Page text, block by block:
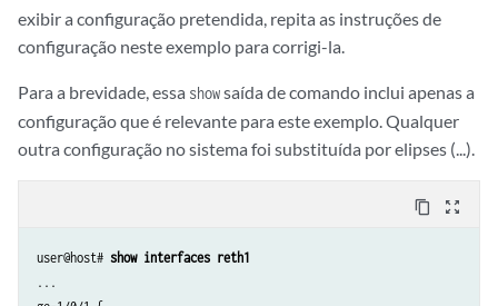
exibir a configuração pretendida, repita as instruções de
configuração neste exemplo para corrigi-la.
Para a brevidade, essa showsaída de comando inclui apenas a
configuração que é relevante para este exemplo. Qualquer
outra configuração no sistema foi substituída por elipses (...).
content_copy zoom_out_map
user@host# show interfaces reth1
...